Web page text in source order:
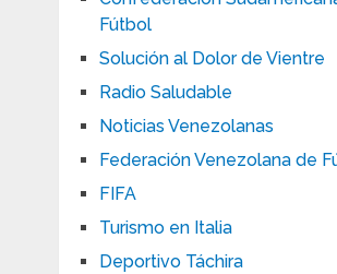
Fútbol
Solución al Dolor de Vientre
Radio Saludable
Noticias Venezolanas
Federación Venezolana de
FIFA
Turismo en Italia
Deportivo Táchira